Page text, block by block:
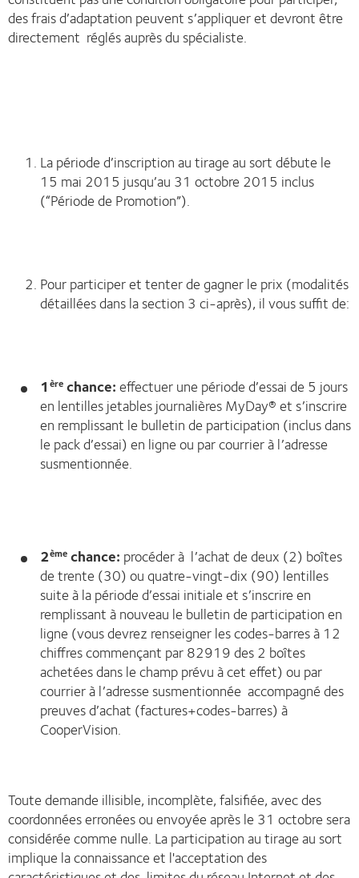
des frais d’adaptation peuvent s’appliquer et devront être
directement réglés auprès du spécialiste.
La période d’inscription au tirage au sort débute le
15 mai 2015 jusqu’au 31 octobre 2015 inclus
(“Période de Promotion”).
Pour participer et tenter de gagner le prix (modalités
détaillées dans la section 3 ci-après), il vous suffit de:
1 ère chance:effectuer une période d’essai de 5 jours
en lentilles jetables journalières MyDay® et s’inscrire
en remplissant le bulletin de participation (inclus dans
le pack d’essai) en ligne ou par courrier à l’adresse
susmentionnée.
2ème chance: procéder à l’achat de deux (2) boîtes
de trente (30) ou quatre-vingt-dix (90) lentilles
suite à la période d’essai initiale et s’inscrire en
remplissant à nouveau le bulletin de participation en
ligne (vous devrez renseigner les codes-barres à 12
chiffres commençant par 82919 des 2 boîtes
achetées dans le champ prévu à cet effet) ou par
courrier à l’adresse susmentionnée accompagné des
preuves d’achat (factures+codes-barres) à
CooperVision.
Toute demande illisible, incomplète, falsifiée, avec des
coordonnées erronées ou envoyée après le 31 octobre sera
considérée comme nulle. La participation au tirage au sort
implique la connaissance et l'acceptation des